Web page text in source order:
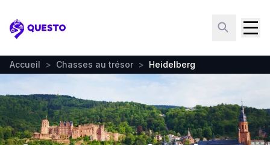
Questo
Accueil > Chasses au trésor > Heidelberg